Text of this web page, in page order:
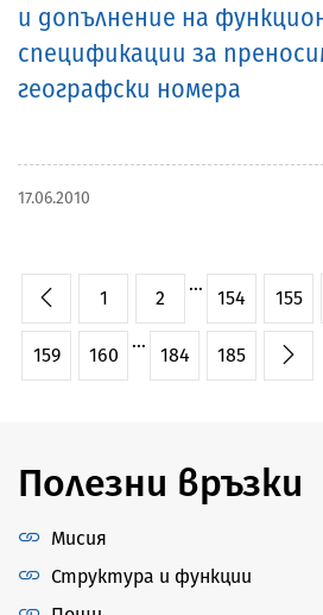
и допълнение на
спецификации за
географски номера
17.06.2010
1 2
...
154 155
159 160
...
184 185
Полезни връзки
Мисия
Структура и функции